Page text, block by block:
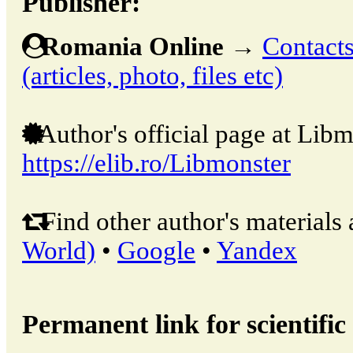
Romania Online →
(articles, photo, files etc)
Author's official page at
https://elib.ro/Libmonster
Find other author's materials
World) • Google • Yandex
Permanent link for